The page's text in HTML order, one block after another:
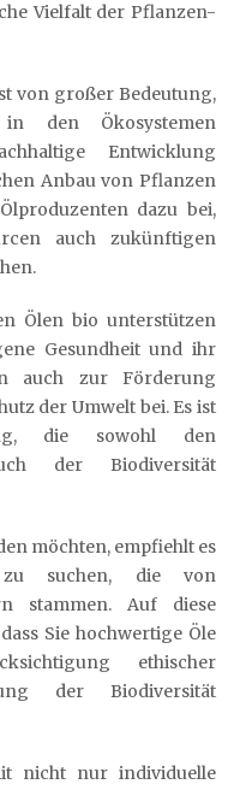
Vielfalt der Pflanzen-
von großer Bedeutung,
den Ökosystemen
Entwicklung
Anbau von Pflanzen
dazu bei,
auch zukünftigen
Ölen bio unterstützen
Gesundheit und ihr
auch zur Förderung
der Umwelt bei. Es ist
die sowohl den
der Biodiversität
möchten, empfiehlt es
zu suchen, die von
stammen. Auf diese
Sie hochwertige Öle
ethischer
der Biodiversität
nicht nur individuelle